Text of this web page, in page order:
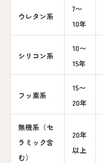
ウレタン系
7〜
10年
シリコン系
10〜
15年
フッ素系
15〜
20年
無機系（セ
ラミック含
む）
20年
以上